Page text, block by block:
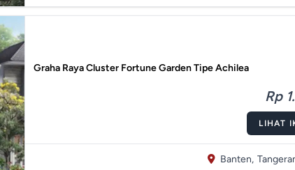
Graha Raya Cluster Fortune Garden Tipe Achilea
Rp
LIHAT
Banten,